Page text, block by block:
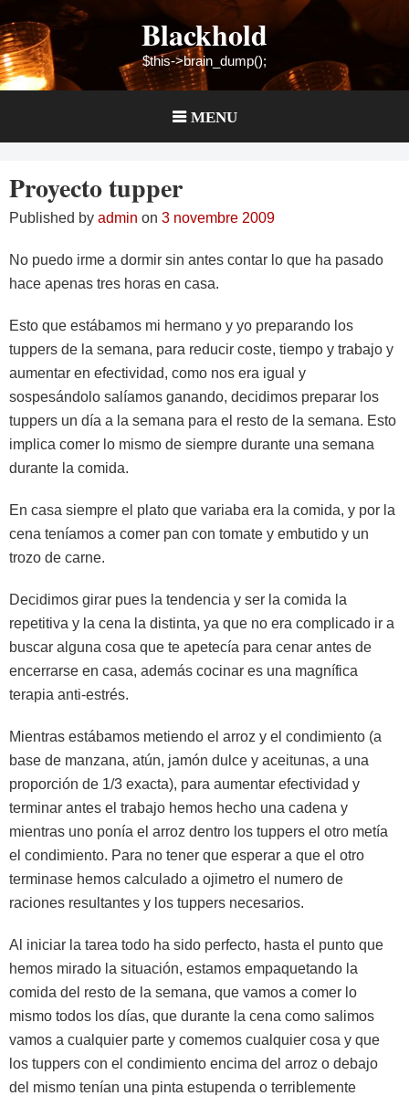
to
content
Blackhold
$this->brain_dump();
MENU
Proyecto tupper
Published by admin on 3 novembre 2009
No puedo irme a dormir sin antes contar lo que ha pasado
hace apenas tres horas en casa.
Esto que estábamos mi hermano y yo preparando los
tuppers de la semana, para reducir coste, tiempo y trabajo y
aumentar en efectividad, como nos era igual y
sospesándolo salíamos ganando, decidimos preparar los
tuppers un día a la semana para el resto de la semana. Esto
implica comer lo mismo de siempre durante una semana
durante la comida.
En casa siempre el plato que variaba era la comida, y por la
cena teníamos a comer pan con tomate y embutido y un
trozo de carne.
Decidimos girar pues la tendencia y ser la comida la
repetitiva y la cena la distinta, ya que no era complicado ir a
buscar alguna cosa que te apetecía para cenar antes de
encerrarse en casa, además cocinar es una magnífica
terapia anti-estrés.
Mientras estábamos metiendo el arroz y el condimiento (a
base de manzana, atún, jamón dulce y aceitunas, a una
proporción de 1/3 exacta), para aumentar efectividad y
terminar antes el trabajo hemos hecho una cadena y
mientras uno ponía el arroz dentro los tuppers el otro metía
el condimiento. Para no tener que esperar a que el otro
terminase hemos calculado a ojimetro el numero de
raciones resultantes y los tuppers necesarios.
Al iniciar la tarea todo ha sido perfecto, hasta el punto que
hemos mirado la situación, estamos empaquetando la
comida del resto de la semana, que vamos a comer lo
mismo todos los días, que durante la cena como salimos
vamos a cualquier parte y comemos cualquier cosa y que
los tuppers con el condimiento encima del arroz o debajo
del mismo tenían una pinta estupenda o terriblemente